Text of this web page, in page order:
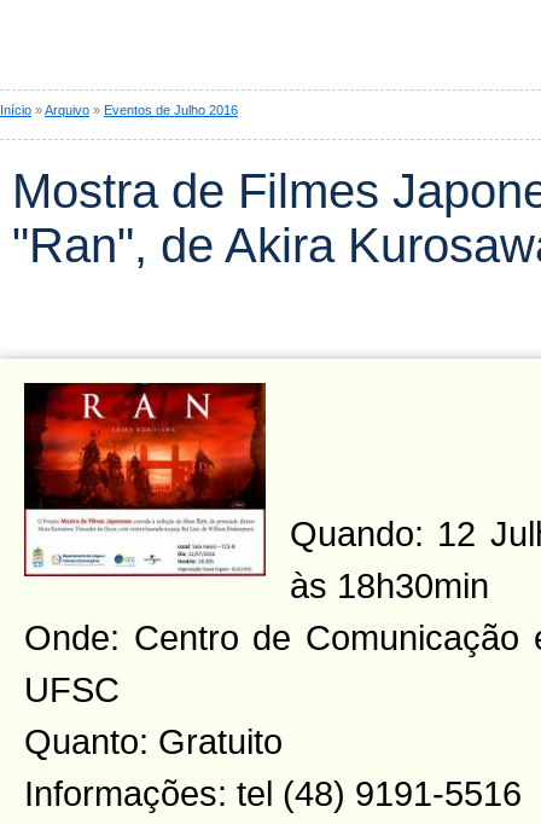
Início »Arquivo » Eventos de Julho 2016
Mostra de Filmes
"Ran", de Akira
Quando: 12
às 18h30min
Onde: Centro de Comunicação
UFSC
Quanto: Gratuito
Informações: tel (48) 9191-5516